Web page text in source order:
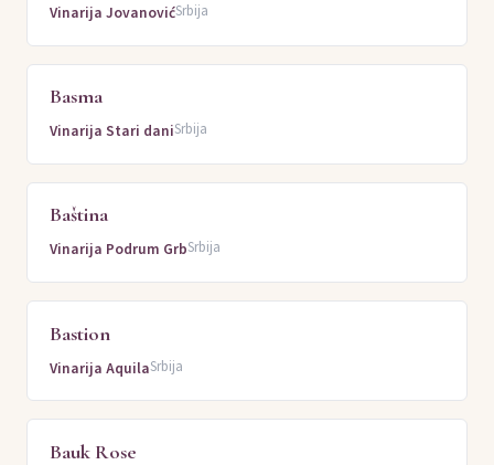
Vinarija JovanovićSrbija
Basma
Vinarija Stari daniSrbija
Baština
Vinarija Podrum GrbSrbija
Bastion
Vinarija AquilaSrbija
Bauk Rose